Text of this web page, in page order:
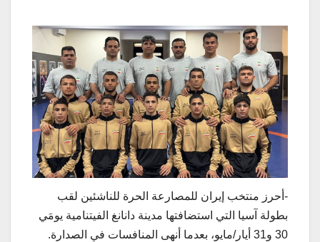
-أحرز منتخب إيران للمصارعة الحرة للناشئين لقب
بطولة آسيا التي استضافتها مدينة دانانغ الفيتنامية يومَي
30 و31 أيار/مايو، بعدما أنهى المنافسات في الصدارة.